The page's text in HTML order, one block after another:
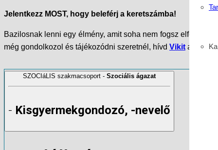
Jelentkezz MOST, hogy beleférj a keretszámba!
Bazilosnak lenni egy élmény, amit soha nem fogsz
még gondolkozol és tájékozódni szeretnél, hívd Vikit a
SZOCIáLIS szakmacsoport - Szociális ágazat
- Kisgyermekgondozó, -nevelő